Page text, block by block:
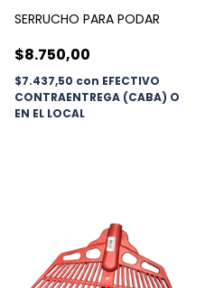
SERRUCHO PARA PODAR
$8.750,00
$7.437,50 con EFECTIVO
CONTRAENTREGA (CABA) O
EN EL LOCAL